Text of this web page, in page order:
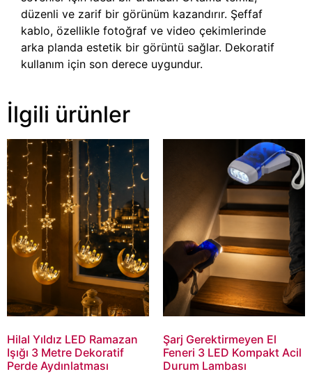
düzenli ve zarif bir görünüm kazandırır. Şeffaf
kablo, özellikle fotoğraf ve video çekimlerinde
arka planda estetik bir görüntü sağlar. Dekoratif
kullanım için son derece uygundur.
İlgili ürünler
Hilal Yıldız LED Ramazan
Işığı 3 Metre Dekoratif
Perde Aydınlatması
Şarj Gerektirmeyen El
Feneri 3 LED Kompakt Acil
Durum Lambası